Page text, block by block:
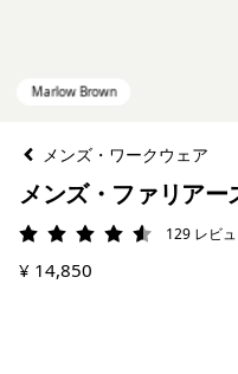
メンズ・ワークウェア
メンズ・ファリアー
評価: 4.6 / 5129 レビ
¥ 14,850